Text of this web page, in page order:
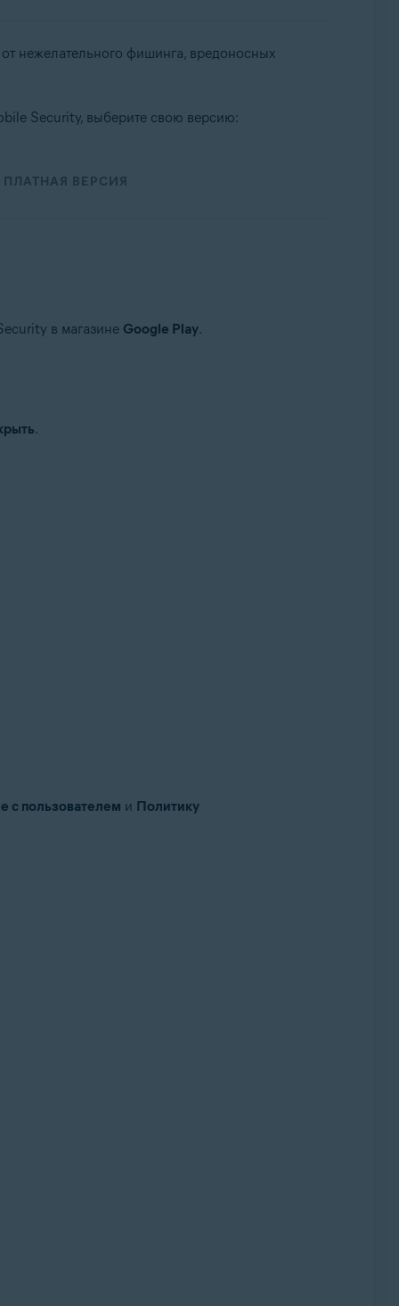
нежелательного фишинга, вредоносных
Security, выберите свою версию:
ПЛАТНАЯ ВЕРСИЯ
в магазине Google Play.
.
с пользователем и Политику